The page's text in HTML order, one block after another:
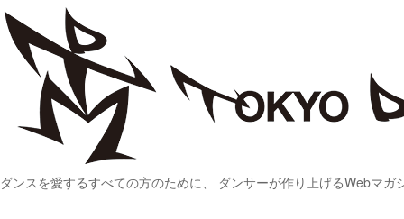
ダンスを愛するすべての方のために、 ダンサーが作り上げるWebマガ